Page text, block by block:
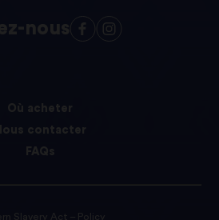
nous
Où acheter
contacter
FAQs
Slavery Act – Policy